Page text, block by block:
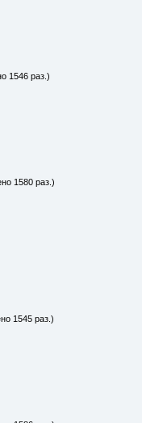
1546 раз.)
1580 раз.)
1545 раз.)